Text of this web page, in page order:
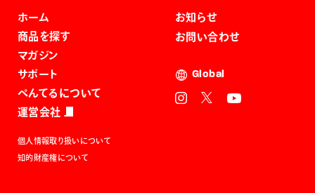
ホーム
商品を探す
マガジン
サポート
ぺんてるについて
運営会社
お知らせ
お問い合わせ
Global
個人情報取り扱いについて
知的財産権について